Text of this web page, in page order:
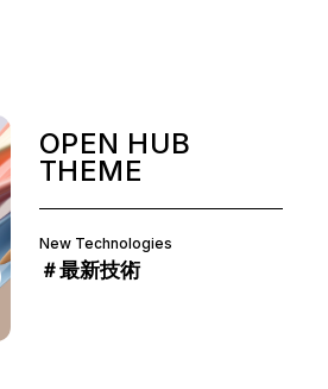
OPEN HUB
THEME
New Technologies
＃最新技術